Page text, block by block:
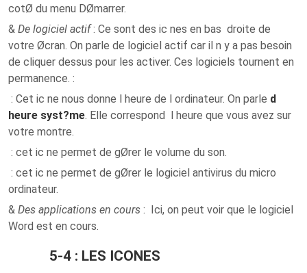
cotØ du menu DØmarrer.
& De logiciel actif: Ce sont des ic nes en bas droite de
votre Øcran. On parle de logiciel actif car il n y a pas besoin
de cliquer dessus pour les activer. Ces logiciels tournent en
permanence. :
: Cet ic ne nous donne l heure de l ordinateur. On parle d
heure syst?me. Elle correspond l heure que vous avez sur
votre montre.
: cet ic ne permet de gØrer le volume du son.
: cet ic ne permet de gØrer le logiciel antivirus du micro
ordinateur.
& Des applications en cours : Ici, on peut voir que le logiciel
Word est en cours.
5-4 : LES ICONES